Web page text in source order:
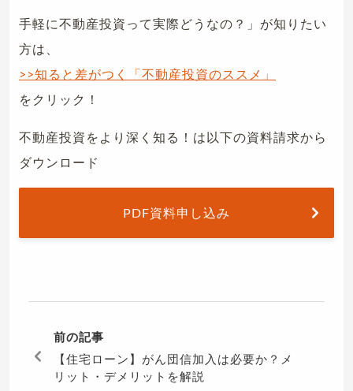
手軽に不動産投資って実際どうなの？」が知りたい
方は、
>>知ると差がつく「不動産投資のススメ」
をクリック！
不動産投資をより深く知る！は以下の資料請求から
ダウンロード
PDF資料申し込み
前の記事
【住宅ローン】がん団信加入は必要か？メ
リット・デメリットを解説